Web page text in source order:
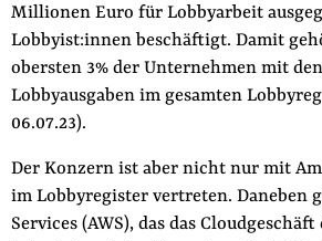
Millionen Euro für Lobbyarbeit
Lobbyist:innen beschäftigt. Damit
obersten 3% der Unternehmen mit
Lobbyausgaben im gesamten
06.07.23).
Der Konzern ist aber nicht nur mit
im Lobbyregister vertreten. Daneben
Services (AWS), das das